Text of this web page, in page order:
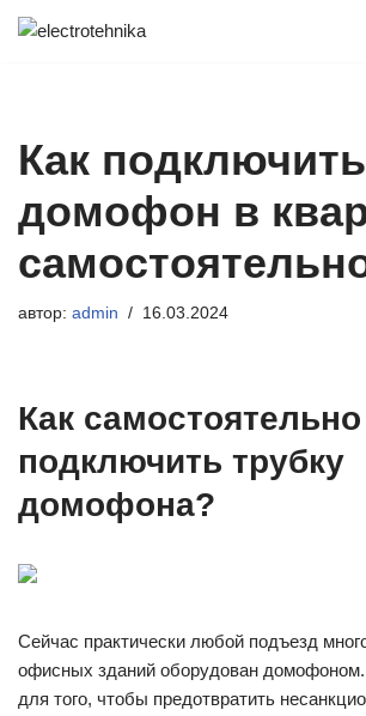
Как подключить
домофон в
автор: admin 16.03.2024
Как самостоятельно
подключить трубку
домофона?
Сейчас практически любой подъезд
офисных зданий оборудован
для того, чтобы предотвратить